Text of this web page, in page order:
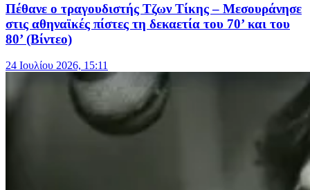
Πέθανε ο τραγουδιστής Τζων Τίκης – Μεσουράνησε
στις αθηναϊκές πίστες τη δεκαετία του 70’ και του
80’ (Βίντεο)
24 Ιουλίου 2026, 15:11